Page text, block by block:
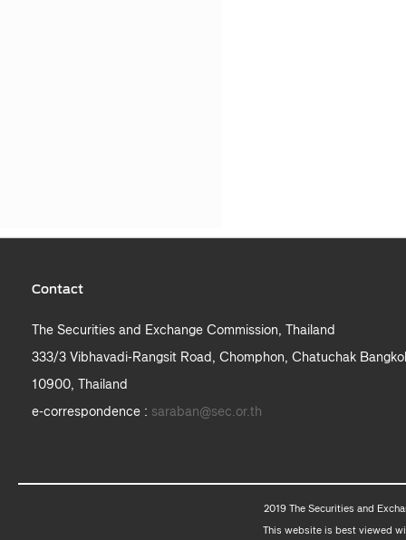
Contact
The Securities and Exchange Commission, Thailand
333/3 Vibhavadi-Rangsit Road, Chomphon, Chatuchak
10900, Thailand
e-correspondence : saraban@sec.or.th
2019 The Securities and
This website is best viewed